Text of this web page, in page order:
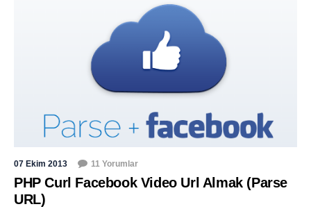
07 Ekim 2013 11 Yorumlar
PHP Curl Facebook Video Url Almak (Parse
URL)